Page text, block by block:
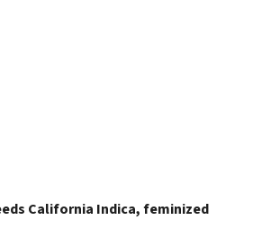
California Indica, feminized